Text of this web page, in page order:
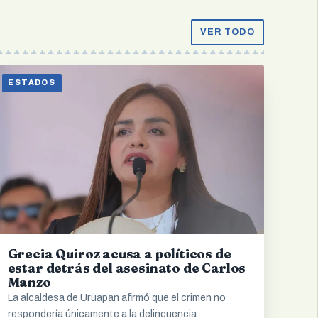
VER TODO
ESTADOS
Grecia Quiroz acusa a políticos de
estar detrás del asesinato de Carlos
Manzo
La alcaldesa de Uruapan afirmó que el crimen no
respondería únicamente a la delincuencia